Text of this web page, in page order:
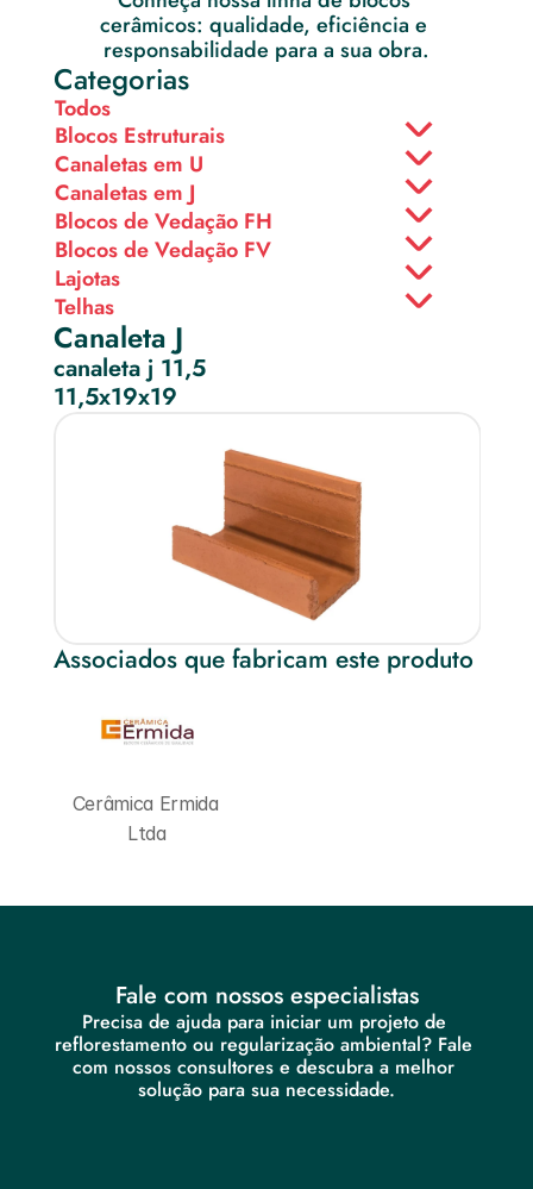
cerâmicos: qualidade, eficiência e
responsabilidade para a sua obra.
Categorias
Todos
Blocos Estruturais
Canaletas em U
Canaletas em J
Blocos de Vedação FH
Blocos de Vedação FV
Lajotas
Telhas
Canaleta J
canaleta j 11,5
11,5x19x19
Associados que fabricam este produto
Cerâmica Ermida
Ltda
Fale com nossos especialistas
Precisa de ajuda para iniciar um projeto de
reflorestamento ou regularização ambiental? Fale
com nossos consultores e descubra a melhor
solução para sua necessidade.